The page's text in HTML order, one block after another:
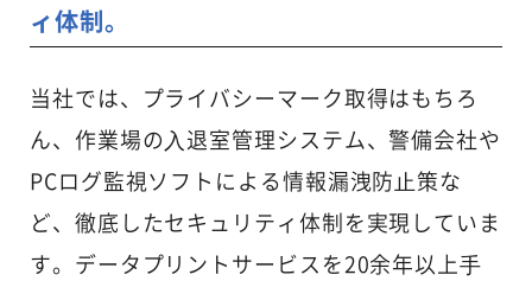
ィ体制。
当社では、プライバシーマーク取得はもちろ
ん、作業場の⼊退室管理システム、警備会社や
PCログ監視ソフトによる情報漏洩防⽌策な
ど、徹底したセキュリティ体制を実現していま
す。データプリントサービスを20余年以上⼿